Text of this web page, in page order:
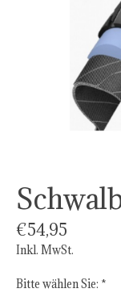
€54,95
Inkl. MwSt.
Bitte wählen Sie: *